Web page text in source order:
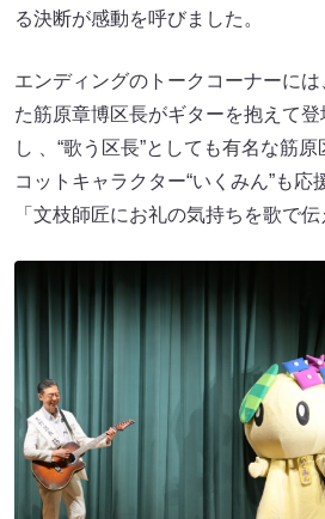
る決断が感動を呼びました。
エンディングのトークコーナーに
た筋原章博区長がギターを抱えて
し 、“歌う区長”としても有名な筋
コットキャラクター“いくみん”も応
「文枝師匠にお礼の気持ちを歌で